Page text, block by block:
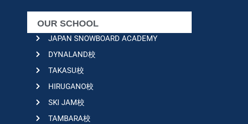
OUR SCHOOL
JAPAN SNOWBOARD ACADEMY
DYNALAND校
TAKASU校
HIRUGANO校
SKI JAM校
TAMBARA校